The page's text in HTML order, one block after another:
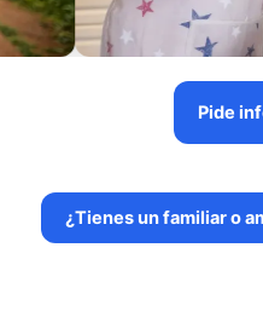
Pide
¿Tienes un familiar o